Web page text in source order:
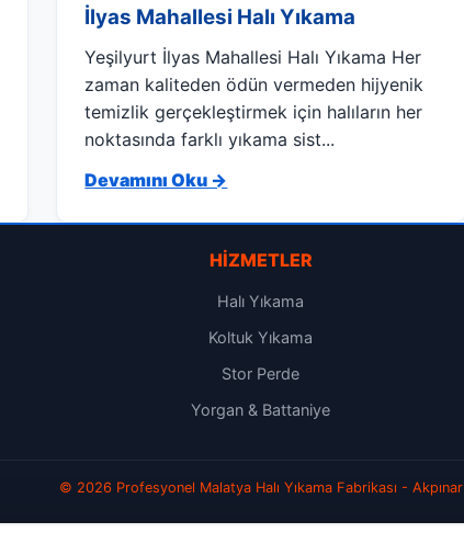
İlyas Mahallesi Halı Yıkama
Yeşilyurt İlyas Mahallesi Halı Yıkama Her
zaman kaliteden ödün vermeden hijyenik
temizlik gerçekleştirmek için halıların her
noktasında farklı yıkama sist...
Devamını Oku →
HIZMETLER
Halı Yıkama
Koltuk Yıkama
Stor Perde
Yorgan & Battaniye
© 2026 Profesyonel Malatya Halı Yıkama Fabrikası - Akpınar